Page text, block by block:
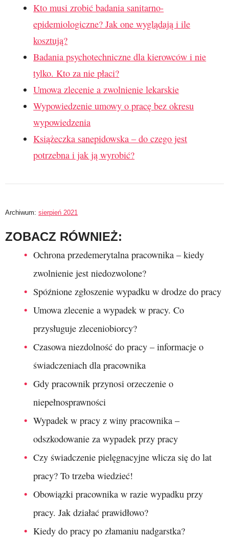
Kto musi zrobić badania sanitarno-
epidemiologiczne? Jak one wyglądają i ile
kosztują?
Badania psychotechniczne dla kierowców i nie
tylko. Kto za nie płaci?
Umowa zlecenie a zwolnienie lekarskie
Wypowiedzenie umowy o pracę bez okresu
wypowiedzenia
Książeczka sanepidowska – do czego jest
potrzebna i jak ją wyrobić?
Archiwum: sierpień 2021
ZOBACZ RÓWNIEŻ:
Ochrona przedemerytalna pracownika – kiedy
zwolnienie jest niedozwolone?
Spóźnione zgłoszenie wypadku w drodze do pracy
Umowa zlecenie a wypadek w pracy. Co
przysługuje zleceniobiorcy?
Czasowa niezdolność do pracy – informacje o
świadczeniach dla pracownika
Gdy pracownik przynosi orzeczenie o
niepełnosprawności
Wypadek w pracy z winy pracownika –
odszkodowanie za wypadek przy pracy
Czy świadczenie pielęgnacyjne wlicza się do lat
pracy? To trzeba wiedzieć!
Obowiązki pracownika w razie wypadku przy
pracy. Jak działać prawidłowo?
Kiedy do pracy po złamaniu nadgarstka?